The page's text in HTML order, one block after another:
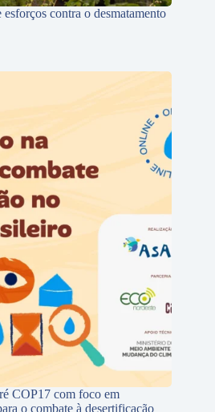
contra o desmatamento
COP17 com foco em
o combate à desertificação